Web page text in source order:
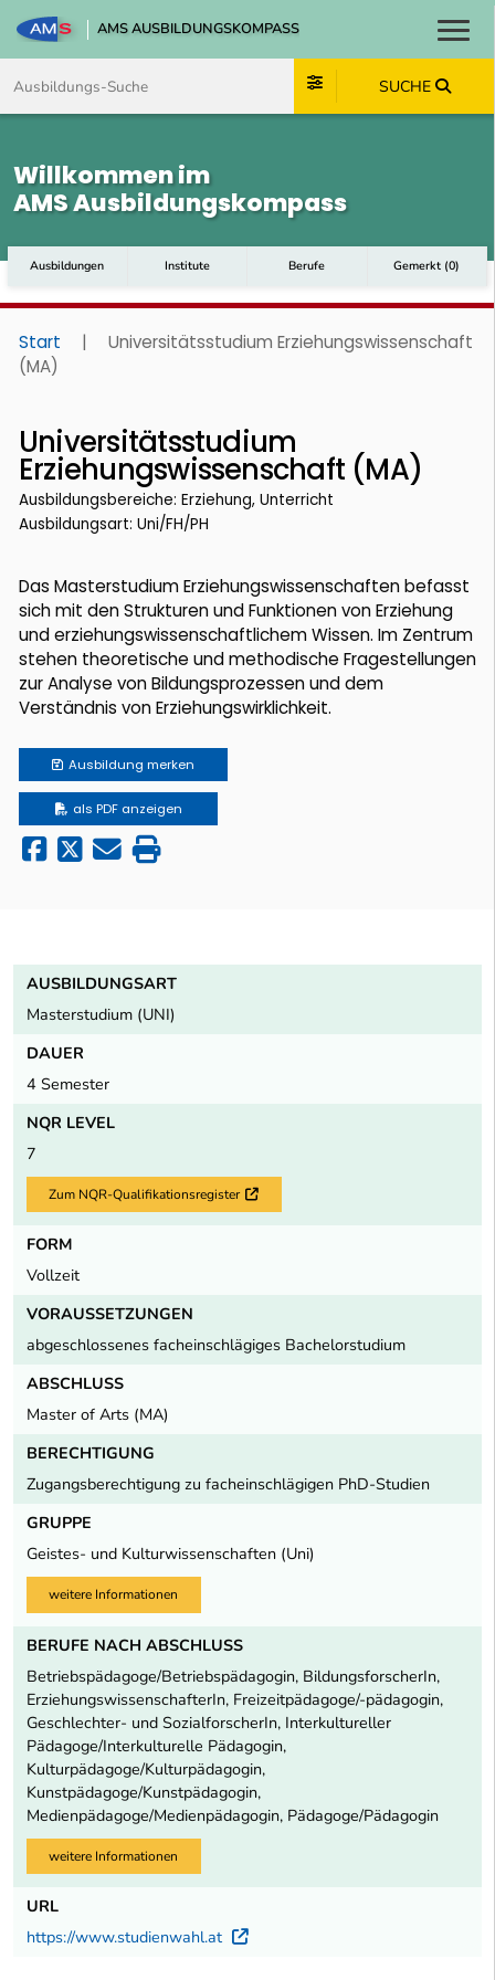
AMS AUSBILDUNGSKOMPASS
SUCHE
Willkommen im
AMS Ausbildungskompass
Ausbildungen Institute Berufe Gemerkt (0)
Start |
Universitätsstudium Erziehungswissenschaft
(MA)
Universitätsstudium
Erziehungswissenschaft (MA)
Ausbildungsbereiche: Erziehung, Unterricht
Ausbildungsart: Uni/FH/PH
Das Masterstudium Erziehungswissenschaften befasst
sich mit den Strukturen und Funktionen von Erziehung
und erziehungswissenschaftlichem Wissen. Im Zentrum
stehen theoretische und methodische Fragestellungen
zur Analyse von Bildungsprozessen und dem
Verständnis von Erziehungswirklichkeit.
Ausbildung merken
als PDF anzeigen
AUSBILDUNGSART
Masterstudium (UNI)
DAUER
4 Semester
NQR LEVEL
7
Zum NQR-Qualifikationsregister Externer Link
FORM
Vollzeit
VORAUSSETZUNGEN
abgeschlossenes facheinschlägiges Bachelorstudium
ABSCHLUSS
Master of Arts (MA)
BERECHTIGUNG
Zugangsberechtigung zu facheinschlägigen PhD-Studien
GRUPPE
Geistes- und Kulturwissenschaften (Uni)
weitere Informationen
BERUFE NACH ABSCHLUSS
Betriebspädagoge/Betriebspädagogin, BildungsforscherIn,
ErziehungswissenschafterIn, Freizeitpädagoge/-pädagogin,
Geschlechter- und SozialforscherIn, Interkultureller
Pädagoge/Interkulturelle Pädagogin,
Kulturpädagoge/Kulturpädagogin,
Kunstpädagoge/Kunstpädagogin,
Medienpädagoge/Medienpädagogin, Pädagoge/Pädagogin
weitere Informationen
URL
https://www.studienwahl.at
Externer Link